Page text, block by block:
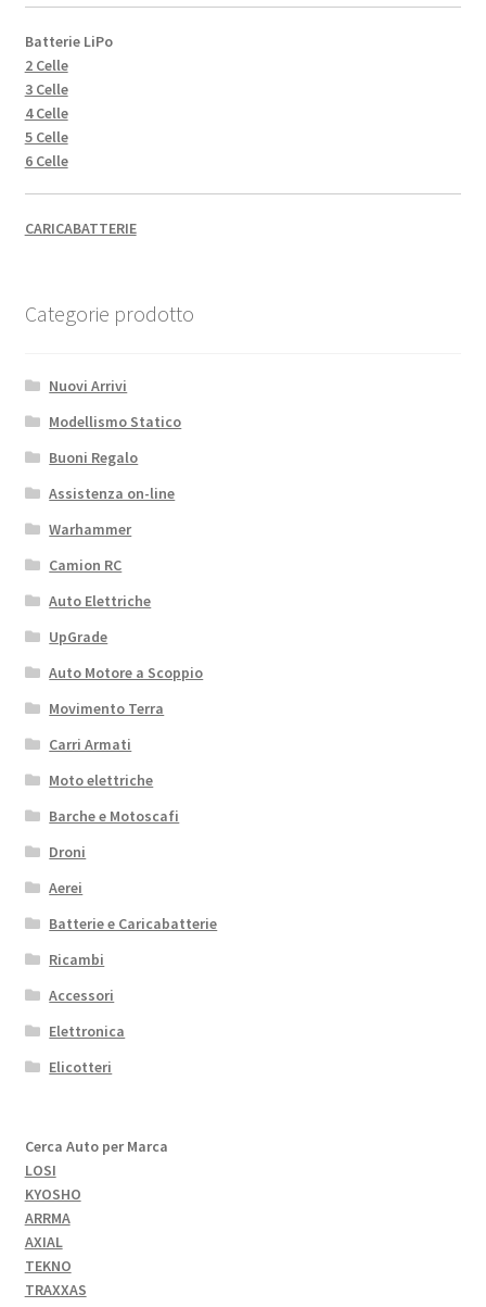
Batterie LiPo
2 Celle
3 Celle
4 Celle
5 Celle
6 Celle
CARICABATTERIE
Categorie prodotto
Nuovi Arrivi
Modellismo Statico
Buoni Regalo
Assistenza on-line
Warhammer
Camion RC
Auto Elettriche
UpGrade
Auto Motore a Scoppio
Movimento Terra
Carri Armati
Moto elettriche
Barche e Motoscafi
Droni
Aerei
Batterie e Caricabatterie
Ricambi
Accessori
Elettronica
Elicotteri
Cerca Auto per Marca
LOSI
KYOSHO
ARRMA
AXIAL
TEKNO
TRAXXAS